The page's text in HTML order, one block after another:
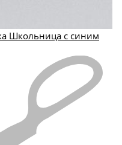
Школьница с синим